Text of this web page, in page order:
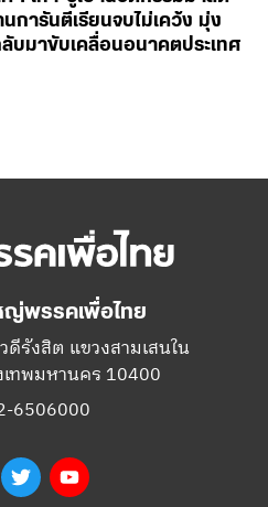
การันตีเรียนจบไม่เคว้ง มุ่ง
บมาขับเคลื่อนอนาคตประเทศ
ญ่พรรคเพื่อไทย
รังสิต แขวงสามเสนใน
ทพมหานคร 10400
6506000
FacebookTwitter